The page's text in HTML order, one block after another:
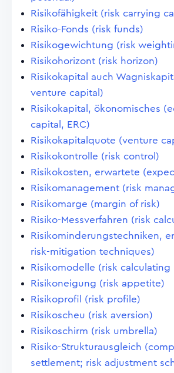
Risikofähigkeit (risk carrying
Risiko-Fonds (risk funds)
Risikogewichtung (risk
Risikohorizont (risk horizon)
Risikokapital auch
venture capital)
Risikokapital, ökonomisches
capital, ERC)
Risikokapitalquote (venture
Risikokontrolle (risk control)
Risikokosten, erwartete
Risikomanagement (risk
Risikomarge (margin of risk)
Risiko-Messverfahren (risk
Risikominderungstechniken,
risk-mitigation techniques)
Risikomodelle (risk calculating
Risikoneigung (risk appetite)
Risikoprofil (risk profile)
Risikoscheu (risk aversion)
Risikoschirm (risk umbrella)
Risiko-Strukturausgleich
settlement; risk adjustment